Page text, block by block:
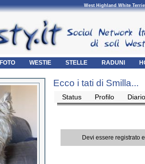
West Highland White
FOTO WESTIE STELLE RADUNI
Ecco i tati di Smilla...
Status Profilo Diario
Devi essere registrato